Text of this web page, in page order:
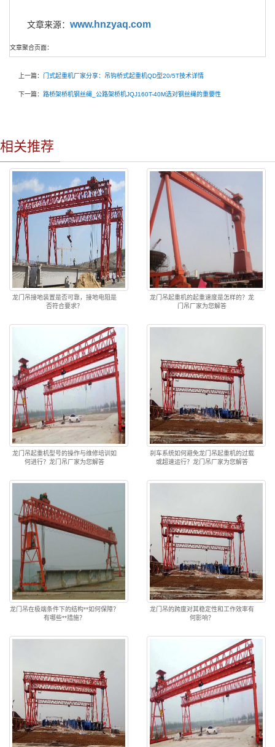
文章来源： www.hnzyaq.com
文章聚合页面：
上一篇： 门式起重机厂家分享：吊钩桥式起重机QD型20/5T技术详情
下一篇： 路桥架桥机钢丝绳_公路架桥机JQJ160T-40M选对钢丝绳的重要性
相关推荐
龙门吊接地装置是否可靠，接地电阻是
否符合要求？
龙门吊起重机的起重速度是怎样的？龙
门吊厂家为您解答
龙门吊起重机型号的操作与维修培训如
何进行？龙门吊厂家为您解答
刹车系统如何避免龙门吊起重机的过载
或超速运行？龙门吊厂家为您解答
龙门吊在极端条件下的结构**如何保障？
有哪些**措施？
龙门吊的跨度对其稳定性和工作效率有
何影响？